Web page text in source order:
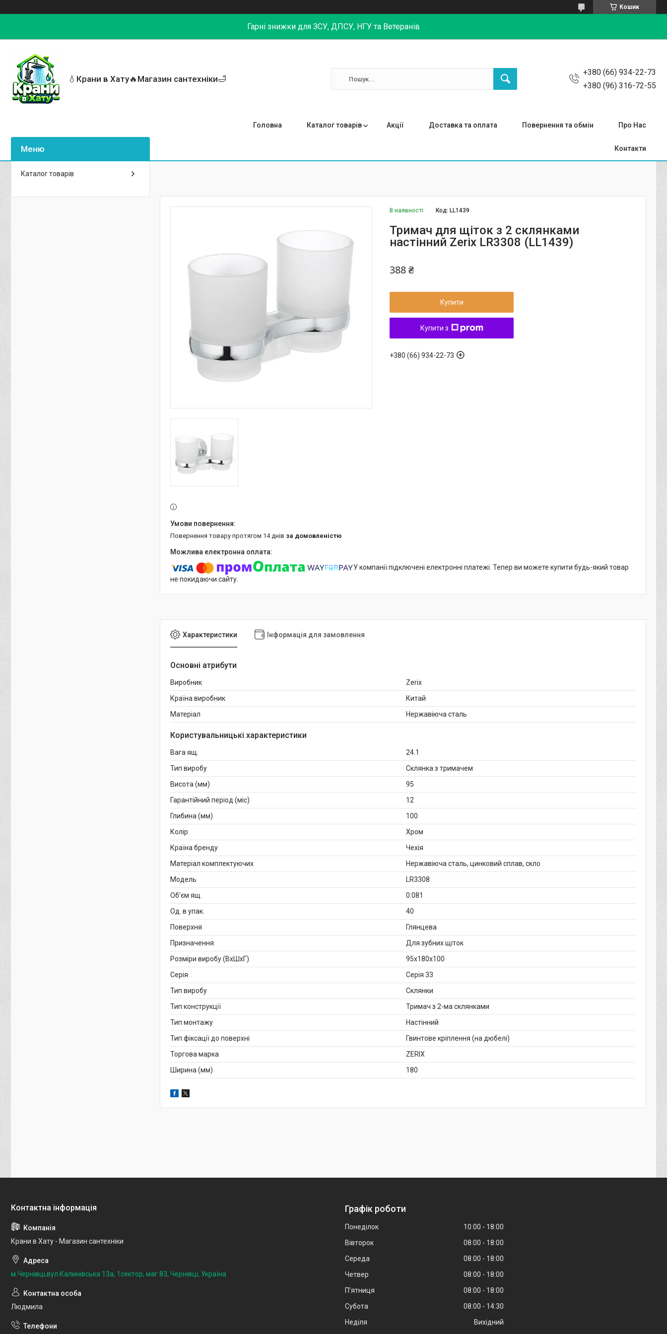
Кошик
Гарні знижки для ЗСУ, ДПСУ, НГУ та Ветеранів
💧Крани в Хату🔥Магазин сантехніки🛁
+380 (66) 934-22-73
+380 (96) 316-72-55
Головна Каталог товарів Акції Доставка та оплата Повернення та обмін Про Нас
Контакти
В наявності Код: LL1439
Тримач для щіток з 2 склянками
настінний Zerix LR3308 (LL1439)
388 ₴
Купити
Купити з
+380 (66) 934-22-73
повернення товару протягом 14 днів за домовленістю
У компанії підключені електронні платежі. Тепер ви можете купити будь-який товар
не покидаючи сайту.
Характеристики Інформація для замовлення
Основні атрибути
Виробник
Zerix
Країна виробник
Китай
Матеріал
Нержавіюча сталь
Користувальницькі характеристики
Вага ящ.
24.1
Тип виробу
Склянка з тримачем
Висота (мм)
95
Гарантійний період (міс)
12
Глибина (мм)
100
Колір
Хром
Країна бренду
Чехія
Матеріал комплектуючих
Нержавіюча сталь, цинковий сплав, скло
Мoдель
LR3308
Об'єм ящ.
0.081
Од. в упак.
40
Поверхня
Глянцева
Призначення
Для зубних щіток
Розміри виробу (ВхШхГ)
95x180x100
Серія
Серія 33
Тип виробу
Склянки
Тип конструкції
Тримач з 2-ма склянками
Тип монтажу
Настінний
Тип фіксації до поверхні
Гвинтове кріплення (на дюбелі)
Торгова марка
ZERIX
Ширина (мм)
180
Каталог товарів
Крани в Хату - Магазин сантехніки
м.Чернівці,вул.Калинівська 13а, 1сектор, маг.83, Чернівці, Україна
Людмила
Графік роботи
Понеділок 10:00
18:00
Вівторок
08:00
18:00
Середа
08:00
18:00
Четвер
08:00
18:00
Пʼятниця
08:00
18:00
Субота
08:00
14:30
Неділя
Вихідний